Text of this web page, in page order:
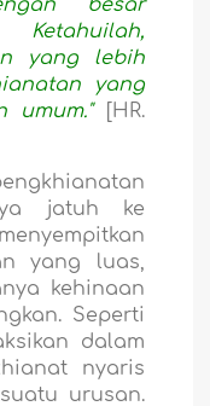
besar
Ketahuilah,
yang lebih
yang
umum."
[HR.
jatuh ke
yang luas,
kehinaan
Seperti
dalam
nyaris
urusan.